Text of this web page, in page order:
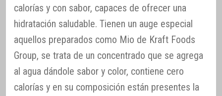
calorías y con sabor, capaces de ofrecer una
hidratación saludable. Tienen un auge especial
aquellos preparados como Mio de Kraft Foods
Group, se trata de un concentrado que se agrega
al agua dándole sabor y color, contiene cero
calorías y en su composición están presentes la